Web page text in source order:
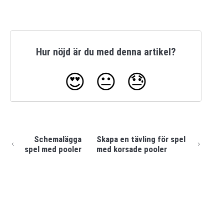
Hur nöjd är du med denna artikel?
😍 😐 😓
Schemalägga
spel med pooler
Skapa en tävling för spel
med korsade pooler